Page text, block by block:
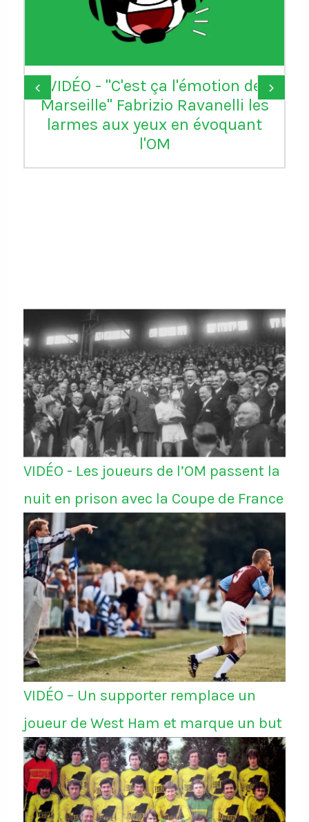
VIDÉO - "C'est ça l'émotion de
Marseille" Fabrizio Ravanelli les
larmes aux yeux en évoquant
l'OM
‹ ›
VIDÉO - Les joueurs de l’OM passent la
nuit en prison avec la Coupe de France
VIDÉO – Un supporter remplace un
joueur de West Ham et marque un but